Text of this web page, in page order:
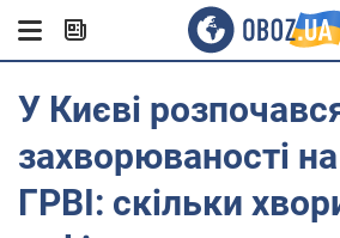
У Києві
захворюваності на
ГРВІ: скільки